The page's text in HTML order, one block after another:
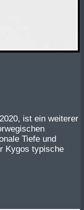
ist ein weiterer
Tiefe und
Kygos typische